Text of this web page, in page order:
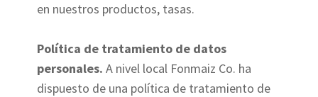
en nuestros productos, tasas.
Política de tratamiento de datos
personales.A nivel local Fonmaiz Co. ha
dispuesto de una política de tratamiento de